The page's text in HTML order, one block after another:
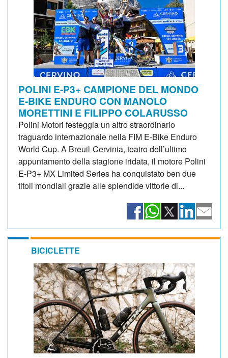
POLINI E-P3+ CAMPIONE DEL MONDO
E-BIKE ENDURO CON MANOLO
MORETTINI E FILIPPO COLARUSSO
Polini Motori festeggia un altro straordinario
traguardo internazionale nella FIM E-Bike Enduro
World Cup. A Breuil-Cervinia, teatro dell’ultimo
appuntamento della stagione iridata, il motore Polini
E-P3+ MX Limited Series ha conquistato ben due
titoli mondiali grazie alle splendide vittorie di...
BICICLETTE